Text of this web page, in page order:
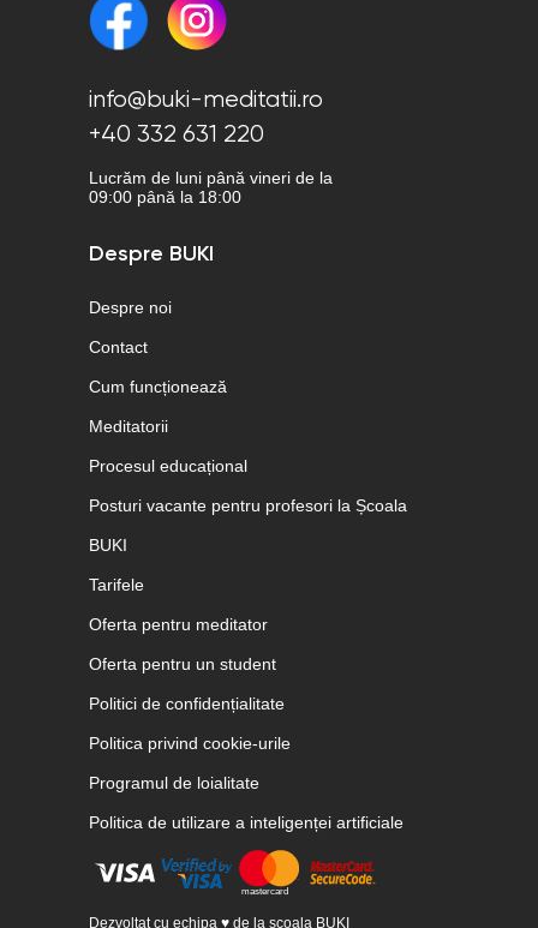
info@buki-meditatii.ro
+40 332 631 220
Lucrăm de luni până vineri de la
09:00 până la 18:00
Despre BUKI
Despre noi
Contact
Cum funcționează
Meditatorii
Procesul educațional
Posturi vacante pentru profesori la Școala
BUKI
Tarifele
Oferta pentru meditator
Oferta pentru un student
Politici de confidențialitate
Politica privind cookie-urile
Programul de loialitate
Politica de utilizare a inteligenței artificiale
Dezvoltat cu echipa ♥ de la școala BUKI